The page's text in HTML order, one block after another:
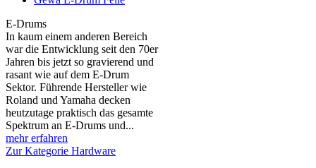
E-Drums
In kaum einem anderen Bereich
war die Entwicklung seit den 70er
Jahren bis jetzt so gravierend und
rasant wie auf dem E-Drum
Sektor. Führende Hersteller wie
Roland und Yamaha decken
heutzutage praktisch das gesamte
Spektrum an E-Drums und...
mehr erfahren
Zur Kategorie Hardware